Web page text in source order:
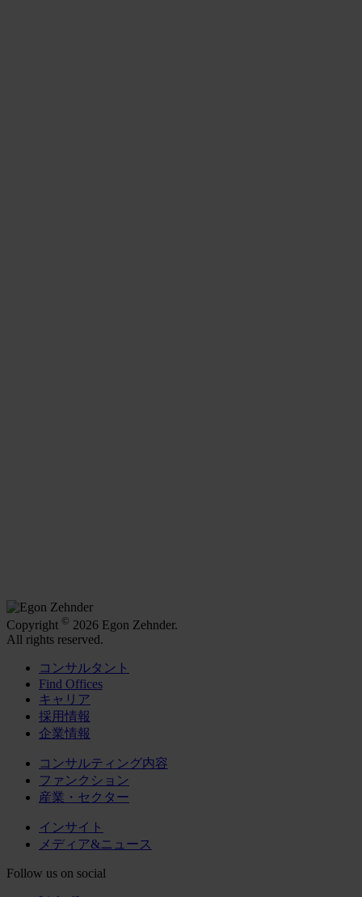
Copyright © 2026 Egon Zehnder.
All rights reserved.
コンサルタント
Find Offices
キャリア
採用情報
企業情報
コンサルティング内容
ファンクション
産業・セクター
インサイト
メディア&ニュース
Follow us on social